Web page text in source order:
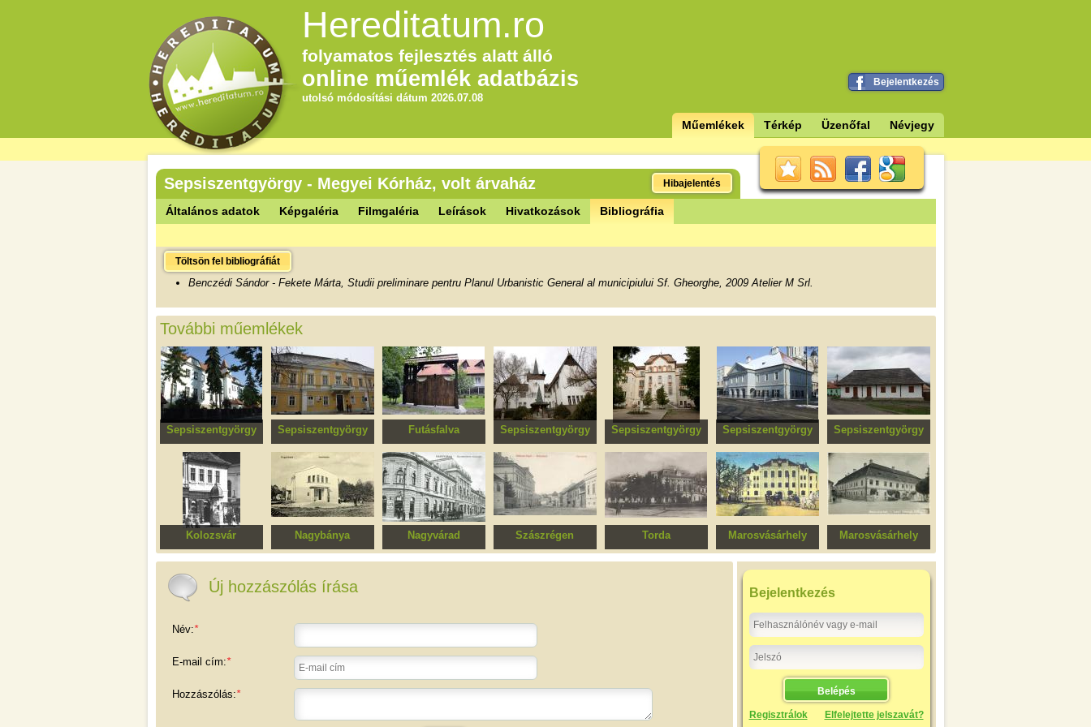
Hereditatum.ro
folyamatos fejlesztés alatt álló
online műemlék adatbázis
utolsó módosítási dátum 2026.07.08
Bejelentkezés
Műemlékek Térkép Üzenőfal Névjegy
Sepsiszentgyörgy - Megyei Kórház, volt árvaház Hibajelentés
Általános adatok Képgaléria Filmgaléria Leírások Hivatkozások Bibliográfia
Töltsön fel bibliográfiát
Benczédi Sándor - Fekete Márta, Studii preliminare pentru Planul Urbanistic General al municipiului Sf. Gheorghe, 2009 Atelier M Srl.
További műemlékek
Sepsiszentgyörgy
Kós Károly Líceum,
volt Református
Leányiskola
Sepsiszentgyörgy
Bod Péter Megyei
Könyvtár, volt
vármegyeháza
Futásfalva
Székelykapu
Sepsiszentgyörgy
Sepsiszentgyörgy
Mihai Viteazul
Kollégium, egykori
Tanítóképző
Sepsiszentgyörgy
Lábas-ház
Sepsiszentgyörgy
Volt ortodox
felekezeti iskola
Kolozsvár
Gyógyszerészeti
Hintz-ház)
Nagybánya
Nagybányai
Nagyvárad
Nagyváradi Egyetem
Szászrégen
Evangélikus
Torda
Régi Megyeháza
Marosvásárhely
Bolyai Farkas
Elméleti Líceum
Marosvásárhely
Teleki-Bolyai
Könyvtár
Új hozzászólás írása
Név:*
E-mail cím:*
Hozzászólás:*
Bejelentkezés
Regisztrálok Elfelejtette jelszavát?